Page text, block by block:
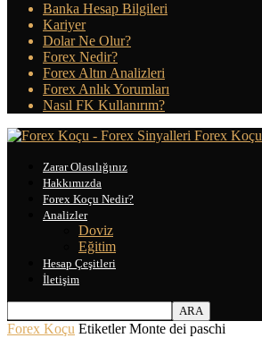
Banka Hesap Bilgileri
Kariyer
Dolar Ne Olur?
Forex Nedir?
Forex Altın Analizleri
Forex Anlık Yorumları
Nasıl FK Kullanırım?
Forex Koçu
Zarar Olasılığınız
Hakkımızda
Forex Koçu Nedir?
Analizler
Doviz
Eğitim
Hesap Çeşitleri
İletişim
Forex Koçu Etiketler Monte dei paschi